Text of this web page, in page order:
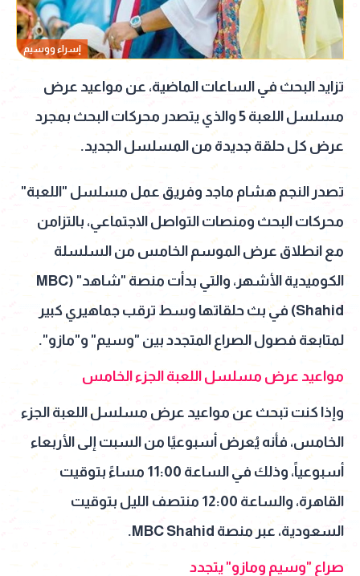
إسراء ووسيم
تزايد البحث في الساعات الماضية، عن مواعيد عرض
مسلسل اللعبة 5 والذي يتصدر محركات البحث بمجرد
عرض كل حلقة جديدة من المسلسل الجديد.
تصدر النجم هشام ماجد وفريق عمل مسلسل "اللعبة"
محركات البحث ومنصات التواصل الاجتماعي، بالتزامن
مع انطلاق عرض الموسم الخامس من السلسلة
الكوميدية الأشهر، والتي بدأت منصة "شاهد" (MBC
Shahid) في بث حلقاتها وسط ترقب جماهيري كبير
لمتابعة فصول الصراع المتجدد بين "وسيم" و"مازو".
مواعيد عرض مسلسل اللعبة الجزء الخامس
وإذا كنت تبحث عن مواعيد عرض مسلسل اللعبة الجزء
الخامس، فأنه يُعرض أسبوعيًا من السبت إلى الأربعاء
أسبوعياً، وذلك في الساعة 11:00 مساءً بتوقيت
القاهرة، والساعة 12:00 منتصف الليل بتوقيت
السعودية، عبر منصة MBC Shahid.
صراع "وسيم ومازو" يتجدد